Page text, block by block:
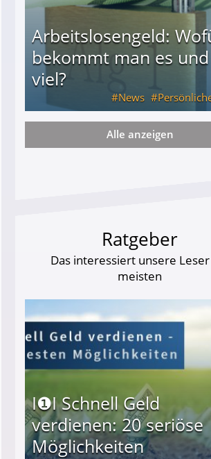
Arbeitslosengeld:
bekommt man es
viel?
News
und wie viel?
Alle anzeigen
Ratgeber
Das interessiert unsere
meisten
I❶I Schnell Geld
verdienen: 20 seriöse
Möglichkeiten